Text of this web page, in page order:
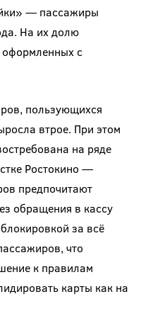
— пассажиры
На их долю
с
пользующихся
втрое. При этом
на ряде
Ростокино —
предпочитают
обращения в кассу
за всё
что
к правилам
карты как на